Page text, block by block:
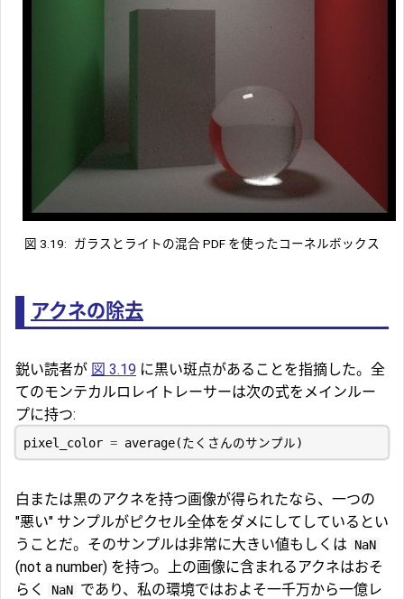
図 3.19: ガラスとライトの混合 PDF を使ったコーネルボックス
アクネの除去
鋭い読者が 図 3.19 に黒い斑点があることを指摘した。全
てのモンテカルロレイトレーサーは次の式をメインルー
プに持つ:
pixel_color = average(たくさんのサンプル)
白または黒のアクネを持つ画像が得られたなら、一つの
"悪い" サンプルがピクセル全体をダメにしてしているとい
うことだ。そのサンプルは非常に大きい値もしくは
NaN
(not a number) を持つ。上の画像に含まれるアクネはおそ
らく
NaN であり、私の環境ではおよそ一千万から一億レ